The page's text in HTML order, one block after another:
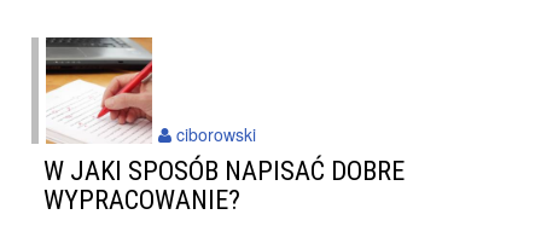
W JAKI SPOSÓB NAPISAĆ DOBRE
WYPRACOWANIE?
ciborowski